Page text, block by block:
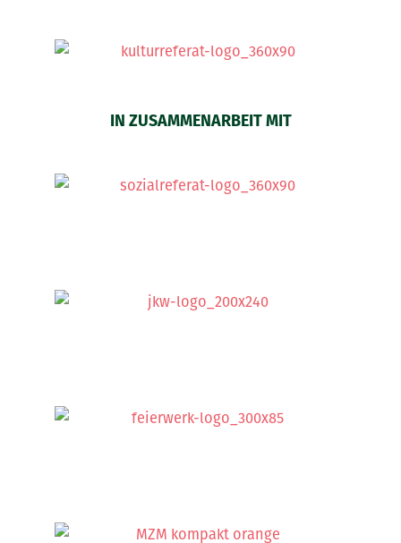
IN ZUSAMMENARBEIT MIT